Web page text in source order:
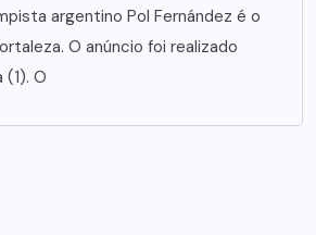
argentino Pol Fernández é o
O anúncio foi realizado
O